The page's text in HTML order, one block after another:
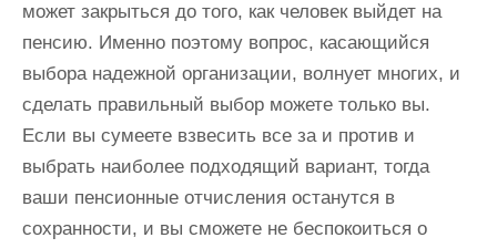
может закрыться до того, как человек выйдет на
пенсию. Именно поэтому вопрос, касающийся
выбора надежной организации, волнует многих, и
сделать правильный выбор можете только вы.
Если вы сумеете взвесить все за и против и
выбрать наиболее подходящий вариант, тогда
ваши пенсионные отчисления останутся в
сохранности, и вы сможете не беспокоиться о